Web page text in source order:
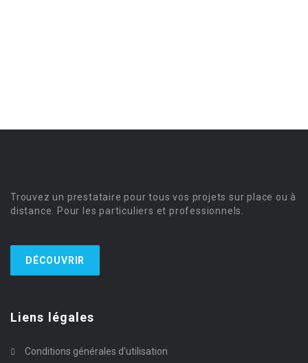
Trouvez un prestataire pour tous vos projets sur place ou à
distance. Pour les particuliers et professionnels.
DÉCOUVRIR
Liens légales
Conditions générales d’utilisation